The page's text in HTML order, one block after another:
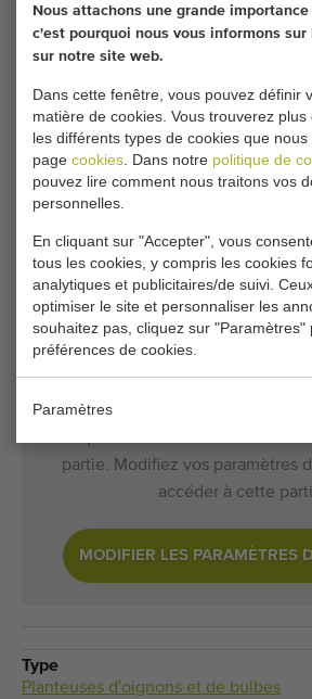
Nous attachons une grande
c'est pourquoi nous vous informons
sur notre site web.
Dans cette fenêtre, vous pouvez définir
matière de cookies. Vous trouverez
les différents types de cookies que
page cookies . Dans notre politique de
pouvez lire comment nous traitons vos
personnelles.
En cliquant sur "Accepter", vous
tous les cookies, y compris les cookies
analytiques et publicitaires/de suivi.
optimiser le site et personnaliser les
souhaitez pas, cliquez sur "Paramètres"
préférences de cookies.
Paramètres
Dimensions
:
230 cm x 200
(Longueur x Largeur
Conditions générales
Malheureusement, ce J.J. Broch
pneumatique de 5 rangs pour
d'oignons est maintenant vendu.
Souhaitez-vous être tenu informé
d'oignons et de bulbes comparable
Vos paramètres de cookies
partie. Modifiez vos paramètres
accéder à cette
MODIFIER LES PARAMÈTRES
Type
Planteuses d'oignons et de bulbes